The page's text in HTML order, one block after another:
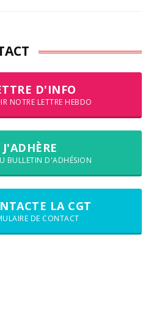
D'INFO
NOTRE LETTRE HEBDO
J'ADHÈRE
BULLETIN D'ADHÉSION
LA CGT
DE CONTACT